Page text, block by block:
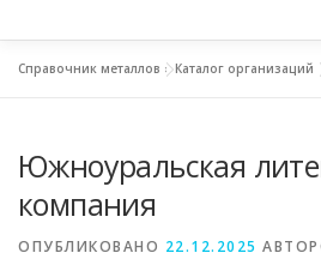
МЕТАЛЛЫ И ОКРУЖАЮЩАЯ
Справочник металлов »Каталог организаций
Южноуральская
компания
ОПУБЛИКОВАНО 22.12.2025